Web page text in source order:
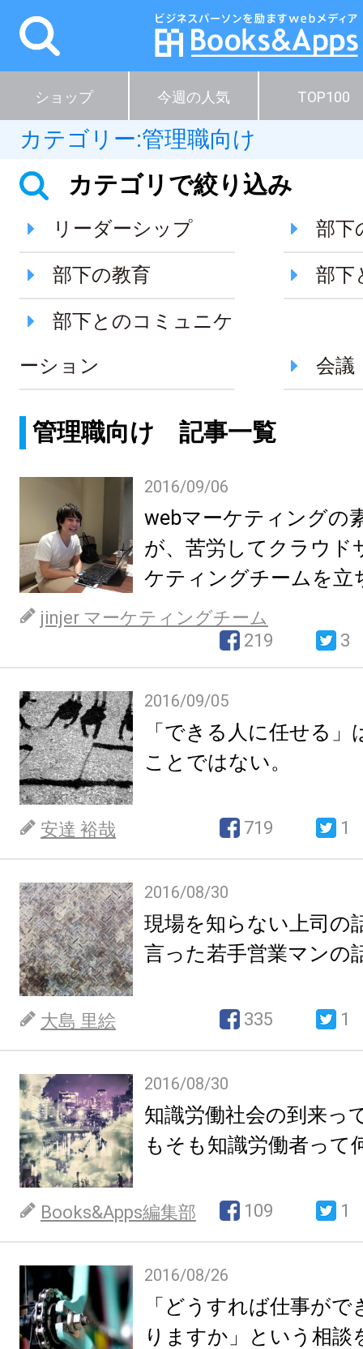
ショップ 今週の人気 TOP100
カテゴリー:管理職向け
カテゴリで絞り込み
リーダーシップ 部下
部下の教育 部下
部下とのコミュニケ
ーション
会議
管理職向け 記事一覧
2016/09/06
webマーケティングの
が、苦労してクラウド
ケティングチームを立
jinjer マーケティングチーム
219
3
2016/09/05
「できる人に任せる
ことではない。
安達 裕哉 719 1
2016/08/30
現場を知らない上司の
言った若手営業マンの
大島 里絵 335 1
2016/08/30
知識労働社会の到来っ
もそも知識労働者って
Books&Apps編集部 109 1
2016/08/26
「どうすれば仕事が
りますか」という相談